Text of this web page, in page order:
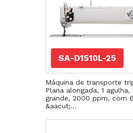
SA-D1510L-25
Máquina de transporte
Plana alongada, 1 agulha,
grande, 2000 ppm, com
&aacut;...